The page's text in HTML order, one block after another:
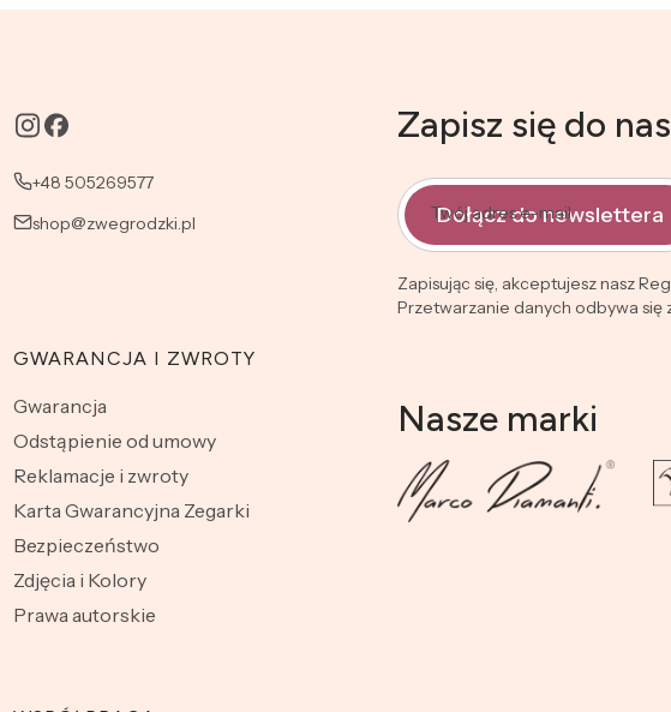
+48 505269577
shop@zwegrodzki.pl
GWARANCJA I ZWROTY
Gwarancja
Odstąpienie od umowy
Reklamacje i zwroty
Karta Gwarancyjna Zegarki
Bezpieczeństwo
Zdjęcia i Kolory
Prawa autorskie
Zapisz się do
Twój adres e-mail
Dołącz do newslettera
Zapisując się, akceptujesz nasz
Przetwarzanie danych odbywa się
Nasze marki